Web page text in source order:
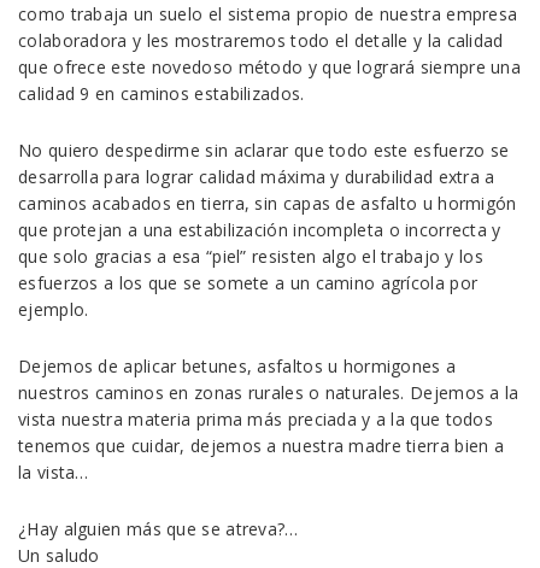
como trabaja un suelo el sistema propio de nuestra empresa
colaboradora y les mostraremos todo el detalle y la calidad
que ofrece este novedoso método y que logrará siempre una
calidad 9 en caminos estabilizados.
No quiero despedirme sin aclarar que todo este esfuerzo se
desarrolla para lograr calidad máxima y durabilidad extra a
caminos acabados en tierra, sin capas de asfalto u hormigón
que protejan a una estabilización incompleta o incorrecta y
que solo gracias a esa “piel” resisten algo el trabajo y los
esfuerzos a los que se somete a un camino agrícola por
ejemplo.
Dejemos de aplicar betunes, asfaltos u hormigones a
nuestros caminos en zonas rurales o naturales. Dejemos a la
vista nuestra materia prima más preciada y a la que todos
tenemos que cuidar, dejemos a nuestra madre tierra bien a
la vista…
¿Hay alguien más que se atreva?…
Un saludo